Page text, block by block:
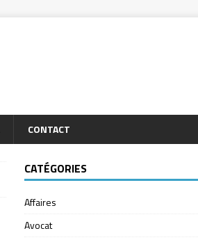
CONTACT
CATÉGORIES
Affaires
Avocat